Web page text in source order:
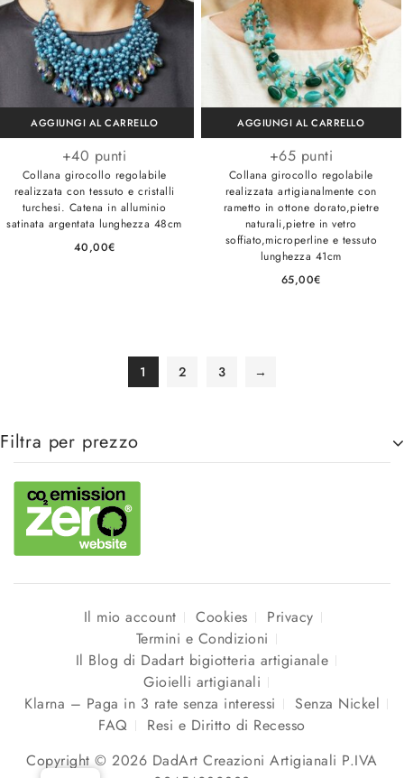
AGGIUNGI AL CARRELLO
+40 punti
Collana girocollo regolabile
realizzata con tessuto e cristalli
turchesi. Catena in alluminio
satinata argentata lunghezza 48cm
40,00€
AGGIUNGI AL CARRELLO
+65 punti
Collana girocollo regolabile
realizzata artigianalmente con
rametto in ottone dorato,pietre
naturali,pietre in vetro
soffiato,microperline e tessuto
lunghezza 41cm
65,00€
1 2 3 →
Filtra per prezzo
Il mio account Cookies
Privacy
Termini e Condizioni
Il Blog di Dadart bigiotteria artigianale
Gioielli artigianali
Klarna – Paga in 3 rate senza interessi
Senza Nickel
FAQ
Resi e Diritto di Recesso
Copyright © 2026 DadArt Creazioni Artigianali P.IVA